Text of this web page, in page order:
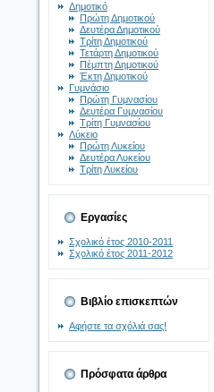
Δημοτικό
Πρώτη Δημοτικού
Δευτέρα Δημοτικού
Τρίτη Δημοτικού
Τετάρτη Δημοτικού
Πέμπτη Δημοτικού
Έκτη Δημοτικού
Γυμνάσιο
Πρώτη Γυμνασίου
Δευτέρα Γυμνασίου
Τρίτη Γυμνασίου
Λύκειο
Πρώτη Λυκείου
Δευτέρα Λυκείου
Τρίτη Λυκείου
Εργασίες
Σχολικό έτος 2010-2011
Σχολικό έτος 2011-2012
Βιβλίο επισκεπτών
Αφήστε τα σχόλιά σας!
Πρόσφατα άρθρα